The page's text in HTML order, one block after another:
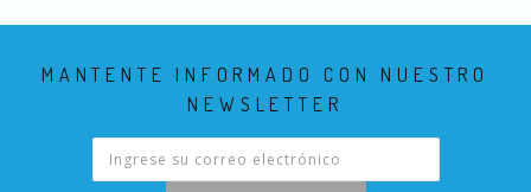
MANTENTE INFORMADO CON NUESTRO
NEWSLETTER